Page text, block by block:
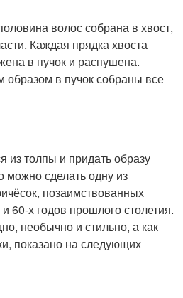
волос собрана в хвост,
Каждая прядка хвоста
в пучок и распушена.
образом в пучок собраны все
из толпы и придать образу
сделать одну из
позаимствованных
60-х годов прошлого столетия.
необычно и стильно, а как
показано на следующих